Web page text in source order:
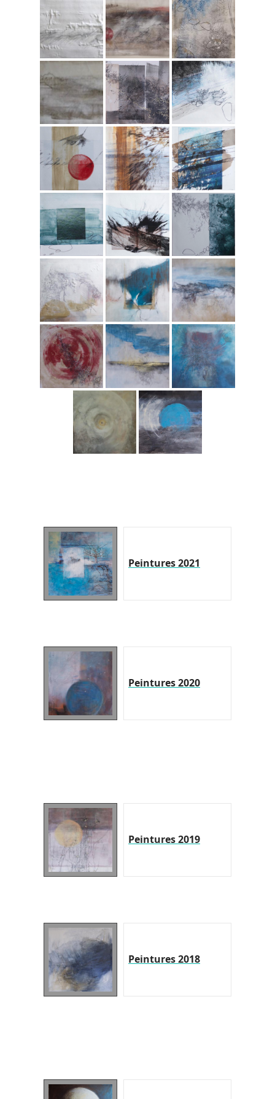
Peintures 2021
Peintures 2020
Peintures 2019
Peintures 2018